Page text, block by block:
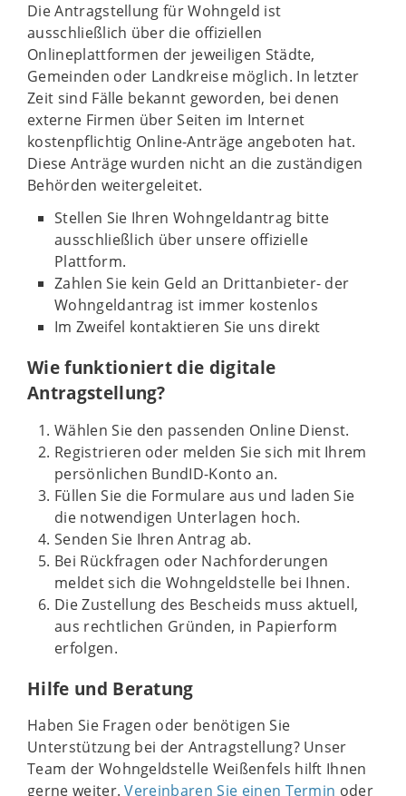
Die Antragstellung für Wohngeld ist
ausschließlich über die offiziellen
Onlineplattformen der jeweiligen Städte,
Gemeinden oder Landkreise möglich. In letzter
Zeit sind Fälle bekannt geworden, bei denen
externe Firmen über Seiten im Internet
kostenpflichtig Online-Anträge angeboten hat.
Diese Anträge wurden nicht an die zuständigen
Behörden weitergeleitet.
Stellen Sie Ihren Wohngeldantrag bitte
ausschließlich über unsere offizielle
Plattform.
Zahlen Sie kein Geld an Drittanbieter- der
Wohngeldantrag ist immer kostenlos
Im Zweifel kontaktieren Sie uns direkt
Wie funktioniert die digitale
Antragstellung?
Wählen Sie den passenden Online Dienst.
Registrieren oder melden Sie sich mit Ihrem
persönlichen BundID-Konto an.
Füllen Sie die Formulare aus und laden Sie
die notwendigen Unterlagen hoch.
Senden Sie Ihren Antrag ab.
Bei Rückfragen oder Nachforderungen
meldet sich die Wohngeldstelle bei Ihnen.
Die Zustellung des Bescheids muss aktuell,
aus rechtlichen Gründen, in Papierform
erfolgen.
Hilfe und Beratung
Haben Sie Fragen oder benötigen Sie
Unterstützung bei der Antragstellung? Unser
Team der Wohngeldstelle Weißenfels hilft Ihnen
gerne weiter.Vereinbaren Sie einen Termin oder